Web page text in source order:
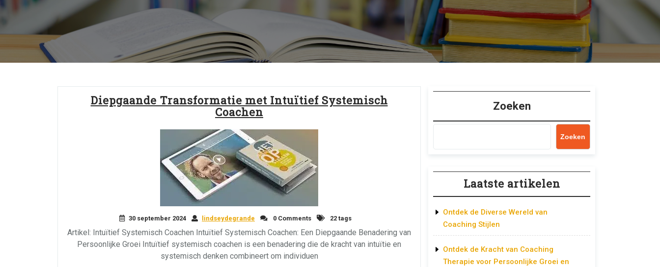
Diepgaande Transformatie met Intuïtief Systemisch
Coachen
30 september 2024 lindseydegrande 0 Comments 22 tags
Artikel: Intuïtief Systemisch Coachen Intuïtief Systemisch Coachen: Een Diepgaande Benadering van
Persoonlijke Groei Intuïtief systemisch coachen is een benadering die de kracht van intuïtie en
systemisch denken combineert om individuen
Zoeken
Zoeken
Laatste artikelen
Ontdek de Diverse Wereld van
Coaching Stijlen
Ontdek de Kracht van Coaching
Therapie voor Persoonlijke Groei en